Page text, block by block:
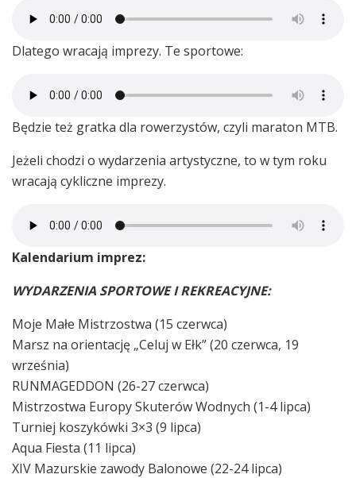
Dlatego wracają imprezy. Te sportowe:
Będzie też gratka dla rowerzystów, czyli maraton MTB.
Jeżeli chodzi o wydarzenia artystyczne, to w tym roku
wracają cykliczne imprezy.
Kalendarium imprez:
WYDARZENIA SPORTOWE I REKREACYJNE:
Moje Małe Mistrzostwa (15 czerwca)
Marsz na orientację „Celuj w Ełk” (20 czerwca, 19
września)
RUNMAGEDDON (26-27 czerwca)
Mistrzostwa Europy Skuterów Wodnych (1-4 lipca)
Turniej koszykówki 3×3 (9 lipca)
Aqua Fiesta (11 lipca)
XIV Mazurskie zawody Balonowe (22-24 lipca)